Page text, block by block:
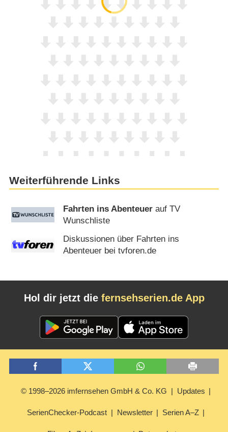
Weiterführende Links
Fahrten ins Abenteuer auf TV
Wunschliste
Diskussionen über Fahrten ins
Abenteuer bei tvforen.de
Hol dir jetzt die fernsehserien.de App
© 1998–2026 imfernsehen GmbH & Co. KG Updates
SerienChecker-Podcast Newsletter Serien A–Z